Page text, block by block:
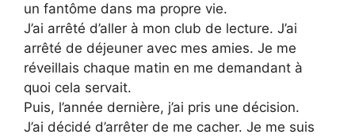
un fantôme dans ma propre vie.
J’ai arrêté d’aller à mon club de lecture. J’ai
arrêté de déjeuner avec mes amies. Je me
réveillais chaque matin en me demandant à
quoi cela servait.
Puis, l’année dernière, j’ai pris une décision.
J’ai décidé d’arrêter de me cacher. Je me suis